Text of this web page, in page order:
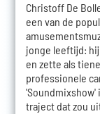
Christoff De
een van de
jonge leeftijd:
en zette als
professionele
'Soundmixshow'
traject dat zou